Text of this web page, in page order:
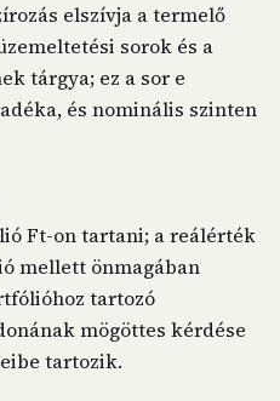
elszívja a termelő
sorok és a
tárgya; ez a sor e
és nominális szinten
Ft-on tartani; a reálérték
mellett önmagában
tartozó
mögöttes kérdése
tartozik.